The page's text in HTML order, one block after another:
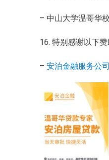
– 中山大学温哥华校
16. 特别感谢以下
–安泊金融服务公